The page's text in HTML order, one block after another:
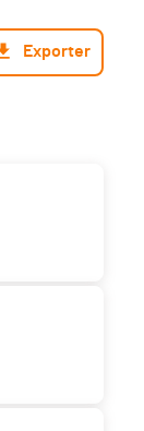
Exporter